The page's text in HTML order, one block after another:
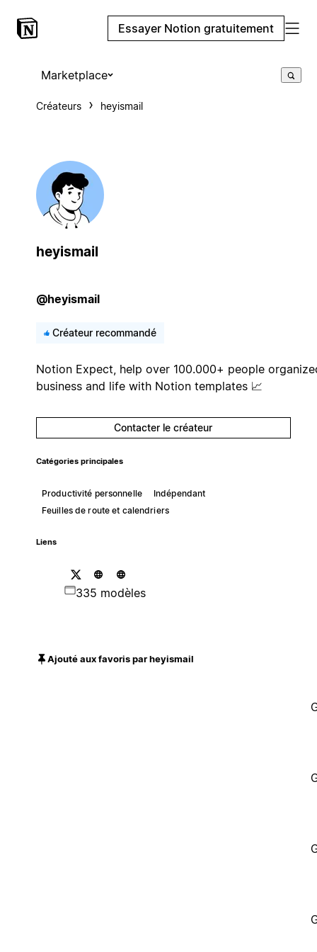
Essayer Notion gratuitement
Marketplace
Créateurs heyismail
heyismail
@heyismail
Créateur recommandé
Notion Expect, help over 100.000+ people
business and life with Notion templates 📈
Contacter le créateur
Catégories principales
Productivité personnelle
Indépendant
Feuilles de route et calendriers
Liens
335 modèles
Ajouté aux favoris par heyismail